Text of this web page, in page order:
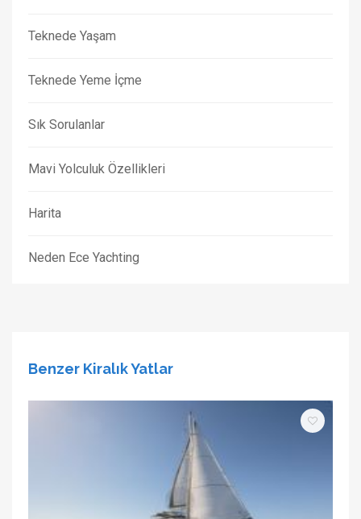
Teknede Yaşam
Teknede Yeme İçme
Sık Sorulanlar
Mavi Yolculuk Özellikleri
Harita
Neden Ece Yachting
Benzer Kiralık Yatlar